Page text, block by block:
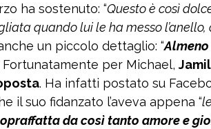
ha sostenuto: “Questo è così
quando lui le ha messo
un piccolo dettaglio: “
Fortunatamente per Michael,
. Ha infatti postato su
il suo fidanzato l’aveva appena “
da così tanto amore e